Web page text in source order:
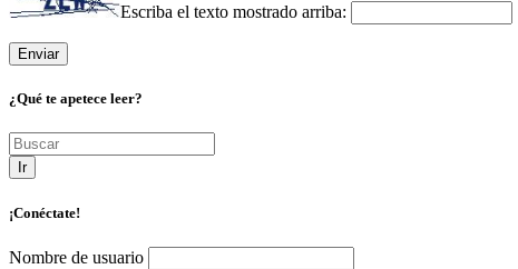
Escriba el texto mostrado arriba:
¿Qué te apetece leer?
Ir
¡Conéctate!
Nombre de usuario